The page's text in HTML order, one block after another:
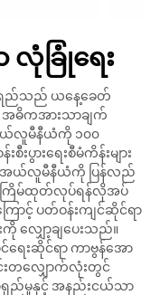
ခြုံရေး
ရည်သည် ယနေ့ခေတ်
ဓိကအားသာချက်
ယ်လူမီနီယံကို ၁၀၀
ပွားရေးစီမံကိန်းများ
အယ်လူမီနီယံကို ပြန်လည်
ကြိမ်ထုတ်လုပ်ရန်လိုအပ်
ောင့် ပတ်ဝန်းကျင်ဆိုင်ရာ
ကို လျှော့ချပေးသည်။
ေးဆိုင်ရာ ကာဗွန်အော
းတလျှောက်လုံးတွင်
ရှည်မှုနှင့် အနည်းငယ်သာ